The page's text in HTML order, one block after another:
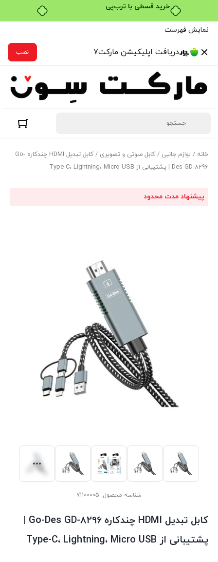
خرید قسطی با ترب‌پی
نمایش فهرست
دریافت اپلیکیشن مارکت7 نصب
خانه / لوازم جانبی / کابل صوتی و تصویری
/ کابل تبدیل HDMI چندکاره Go-
Des GD-8296 | پشتیبانی از Type-C، Lightning، Micro USB
پیشنهاد مدت محدود
شناسه محصول: 71100005
کابل تبدیل HDMI چندکاره Go-Des GD-8296 |
پشتیبانی از Type-C، Lightning، Micro USB